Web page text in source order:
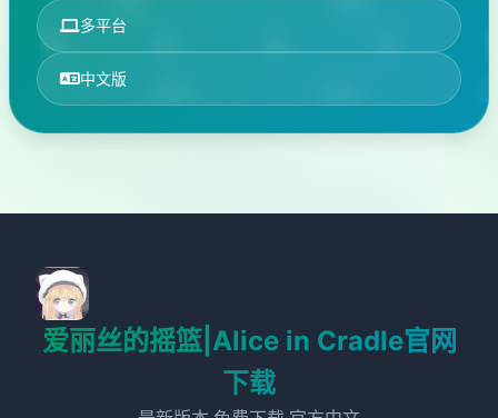
多平台
中文版
爱丽丝的摇篮|Alice in Cradle官网
下载